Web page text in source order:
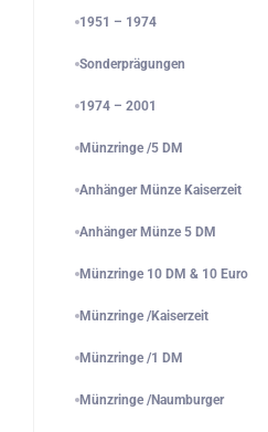
1951 – 1974
Sonderprägungen
1974 – 2001
Münzringe /5 DM
Anhänger Münze Kaiserzeit
Anhänger Münze 5 DM
Münzringe 10 DM & 10 Euro
Münzringe /Kaiserzeit
Münzringe /1 DM
Münzringe /Naumburger